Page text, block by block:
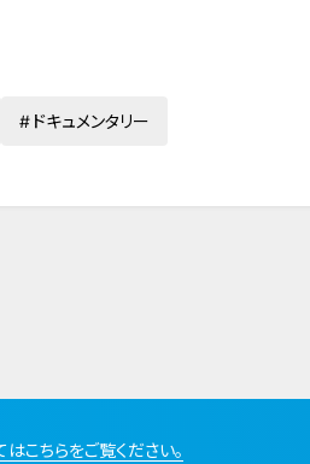
ドキュメンタリー
こちらをご覧ください。